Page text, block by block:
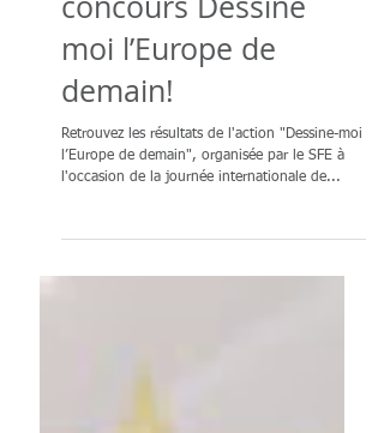
Gagnants du jeu
concours Dessine
moi l’Europe de
demain!
Retrouvez les résultats de l'action "Dessine-moi